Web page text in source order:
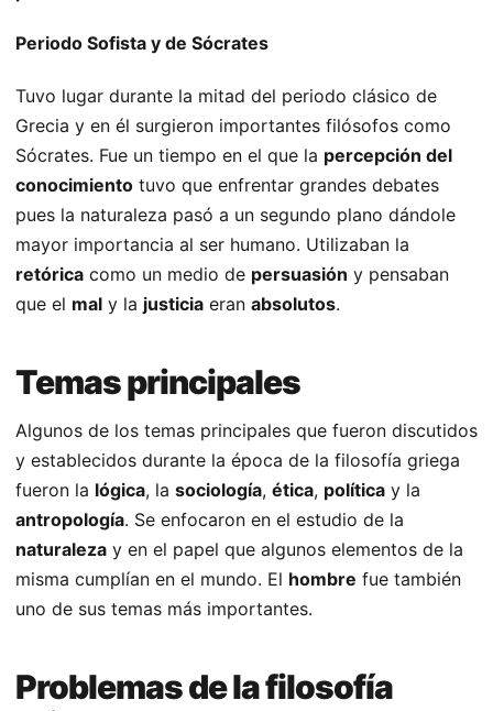
Periodo Sofista y de Sócrates
Tuvo lugar durante la mitad del periodo clásico de
Grecia y en él surgieron importantes filósofos como
Sócrates. Fue un tiempo en el que la percepción del
conocimiento tuvo que enfrentar grandes debates
pues la naturaleza pasó a un segundo plano dándole
mayor importancia al ser humano. Utilizaban la
retórica como un medio de persuasión y pensaban
que el mal y la justicia eran absolutos.
Temas principales
Algunos de los temas principales que fueron discutidos
y establecidos durante la época de la filosofía griega
fueron la lógica, la sociología, ética, política y la
antropología. Se enfocaron en el estudio de la
naturaleza y en el papel que algunos elementos de la
misma cumplían en el mundo. El hombre fue también
uno de sus temas más importantes.
Problemas de la filosofía